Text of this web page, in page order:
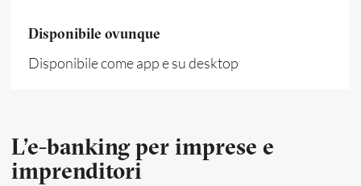
Disponibile ovunque
Disponibile come app e su desktop
L’e-banking per imprese e
imprenditori